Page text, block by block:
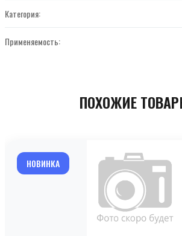
Категория:
Применяемость:
ПОХОЖИЕ
НОВИНКА